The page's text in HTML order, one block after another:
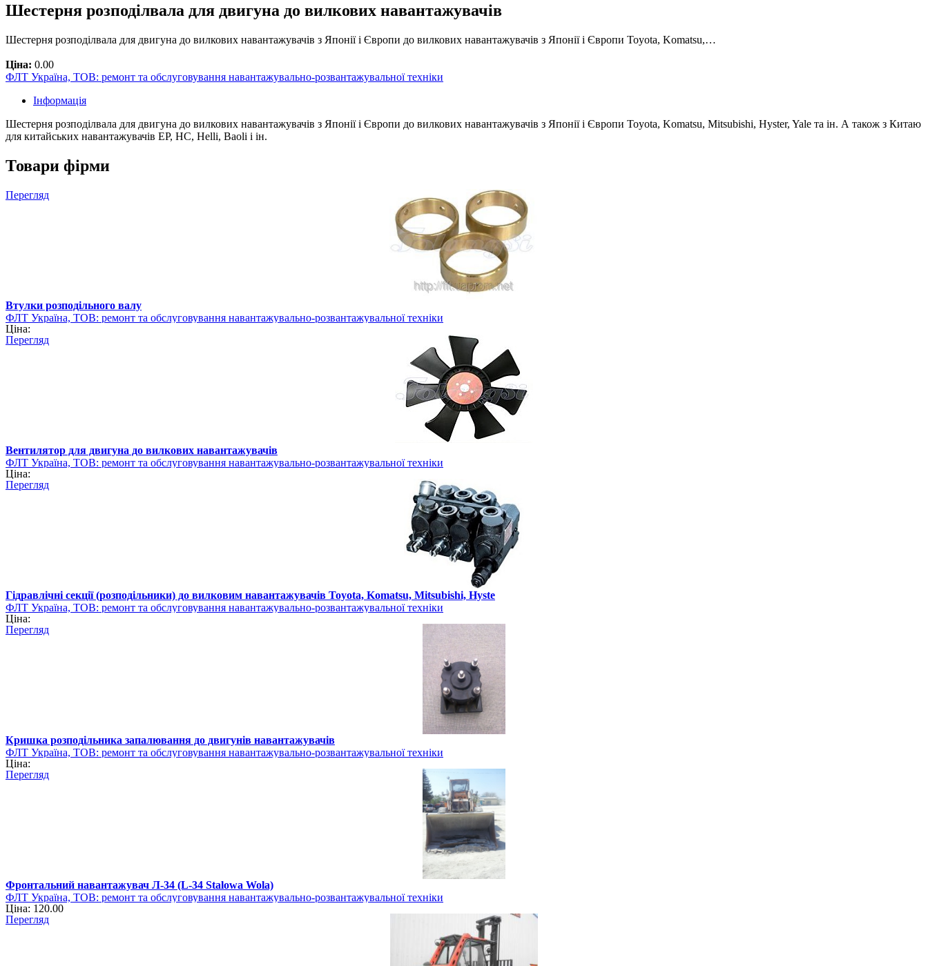
Шестерня розподілвала для двигуна до вилкових навантажувачів
Шестерня розподілвала для двигуна до вилкових навантажувачів з Японії і Європи до вилкових навантажувачів з Японії і Європи Toyota, Komatsu,…
Ціна: 0.00
ФЛТ Україна, ТОВ: ремонт та обслуговування навантажувально-розвантажувальної техніки
Інформація
Шестерня розподілвала для двигуна до вилкових навантажувачів з Японії і Європи до вилкових навантажувачів з Японії і Європи Toyota, Komatsu, Mitsubishi, Hyster, Yale та ін. А також з Китаю
для китайських навантажувачів EP, HC, Helli, Baoli і ін.
Товари фірми
Перегляд
Втулки розподільного валу
ФЛТ Україна, ТОВ: ремонт та обслуговування навантажувально-розвантажувальної техніки
Ціна:
Перегляд
Вентилятор для двигуна до вилкових навантажувачів
ФЛТ Україна, ТОВ: ремонт та обслуговування навантажувально-розвантажувальної техніки
Ціна:
Перегляд
Гідравлічні секції (розподільники) до вилковим навантажувачів Toyota, Komatsu, Mitsubishi, Hyste
ФЛТ Україна, ТОВ: ремонт та обслуговування навантажувально-розвантажувальної техніки
Ціна:
Перегляд
Кришка розподільника запалювання до двигунів навантажувачів
ФЛТ Україна, ТОВ: ремонт та обслуговування навантажувально-розвантажувальної техніки
Ціна:
Перегляд
Фронтальний навантажувач Л-34 (L-34 Stalowa Wola)
ФЛТ Україна, ТОВ: ремонт та обслуговування навантажувально-розвантажувальної техніки
Ціна: 120.00
Перегляд